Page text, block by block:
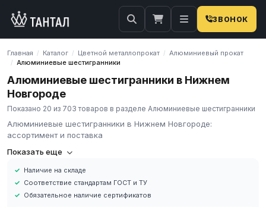
ЗВОНОК
Главная / Каталог / Цветной металлопрокат / Алюминиевый прокат
/ Алюминиевые шестигранники
Алюминиевые шестигранники в Нижнем
Новгороде
Показано 20 из 703 товаров в разделе Алюминиевые шестигранники
Алюминиевые шестигранники в Нижнем Новгороде:
ассортимент и поставка
Шестигранники из алюминия
виде прутка (с шестью равными гранями, с сечением вида
шестиугольниковой фигуры), изготовленного по ГОСТ 21488-97
Показать еще
Наличие на складе
Соответствие стандартам ГОСТ и ТУ
Обязательное наличие сертификатов